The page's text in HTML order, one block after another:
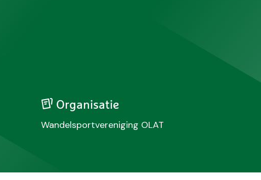
Organisatie
Wandelsportvereniging OLAT